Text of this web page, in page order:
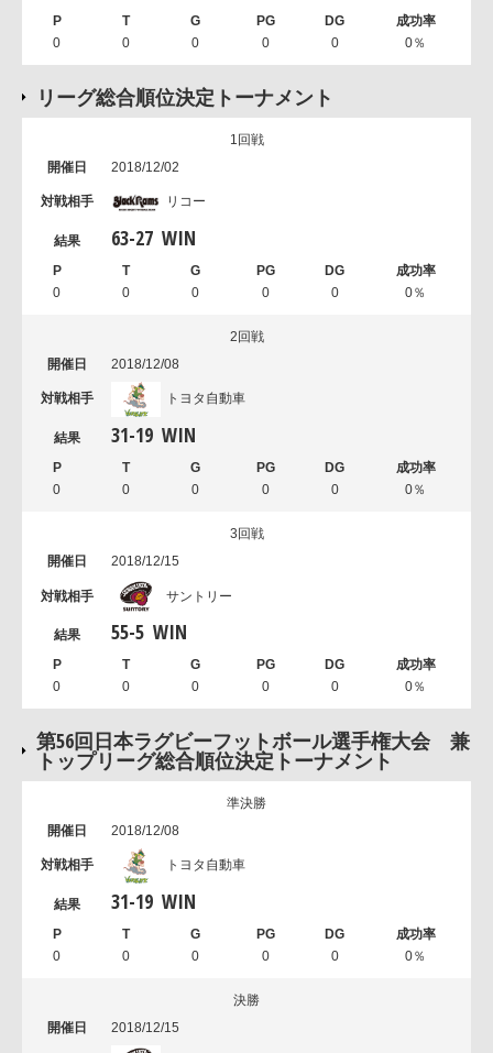
0 0 0 0 0 0％
リーグ総合順位決定トーナメント
1回戦
2018/12/02
リコー
63-27 WIN
0 0 0 0 0 0％
2回戦
2018/12/08
トヨタ自動車
31-19 WIN
0 0 0 0 0 0％
3回戦
2018/12/15
サントリー
55-5 WIN
0 0 0 0 0 0％
第56回日本ラグビーフットボール選手権大会 兼
トップリーグ総合順位決定トーナメント
準決勝
2018/12/08
トヨタ自動車
31-19 WIN
0 0 0 0 0 0％
決勝
2018/12/15